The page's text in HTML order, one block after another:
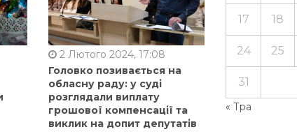
2 Лютого 2024, 17:08
Головко позивається на
обласну раду: у суді
розглядали виплату
грошової компенсації та
виклик на допит депутатів
« Тра
17 18
24 25
31